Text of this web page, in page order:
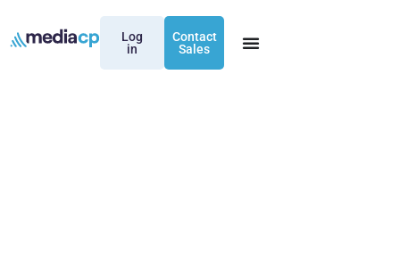
Log
in
Contact
Sales